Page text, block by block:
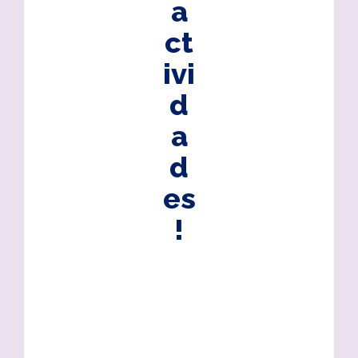
a
ct
ivi
d
a
d
es
!